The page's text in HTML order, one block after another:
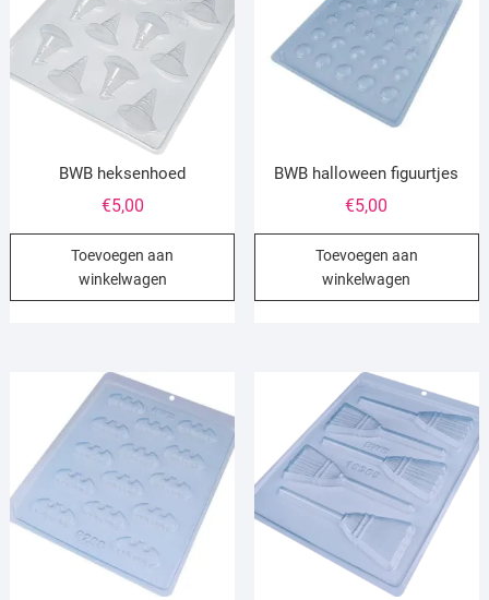
BWB heksenhoed
€5,00
Toevoegen aan
winkelwagen
BWB halloween figuurtjes
€5,00
Toevoegen aan
winkelwagen